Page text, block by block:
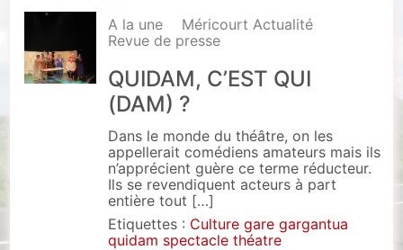
A la une
Méricourt Actualité
Revue de presse
QUIDAM, C’EST QUI
(DAM) ?
Dans le monde du théâtre, on les
appellerait comédiens amateurs mais ils
n’apprécient guère ce terme réducteur.
Ils se revendiquent acteurs à part
entière tout […]
Etiquettes : Culture gare gargantua
quidam spectacle théatre